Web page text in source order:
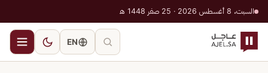
السبت، 8 أغسطس 2026 · 25 صفر 1448 هـ
EN